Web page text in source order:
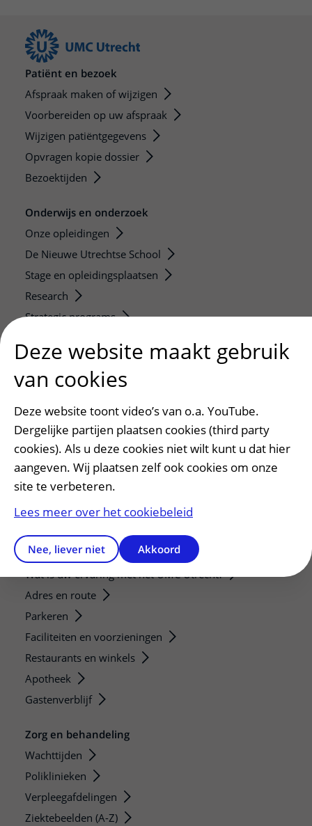
Patiënt en bezoek
Afspraak maken of wijzigen
Voorbereiden op uw afspraak
Wijzigen patiëntgegevens
Opvragen kopie dossier
Bezoektijden
Onderwijs en onderzoek
Onze opleidingen
De Nieuwe Utrechtse School
Stage en opleidingsplaatsen
Research
Strategic programs
Researchers
Research technologies
Verwijzers
Mijn patiënt verwijzen
Teleconsult aanvragen
Diagnostiek aanvragen
Service, contact en faciliteiten
Contact
Wat is uw ervaring met het UMC Utrecht?
Adres en route
Parkeren
Faciliteiten en voorzieningen
Restaurants en winkels
Apotheek
Gastenverblijf
Zorg en behandeling
Wachttijden
Poliklinieken
Verpleegafdelingen
Ziektebeelden (A-Z)
Deze website maakt gebruik
van cookies
Deze website toont video’s van o.a. YouTube.
Dergelijke partijen plaatsen cookies (third party
cookies). Als u deze cookies niet wilt kunt u dat hier
aangeven. Wij plaatsen zelf ook cookies om onze
site te verbeteren.
Lees meer over het cookiebeleid
Nee, liever niet Akkoord